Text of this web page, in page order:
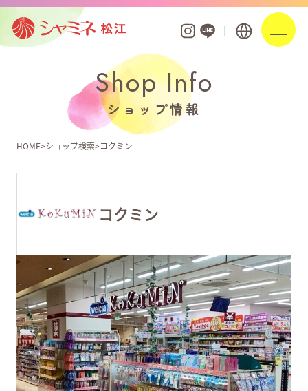
フロアガイド
ショップを探す
ショップニュース
ポイントアプリ・カード
営業時間・駐車場案内
よくあるご質問
ショップ求人情報
Shop Info
ショップ情報
HOME ショップ検索 コクミン
コクミン